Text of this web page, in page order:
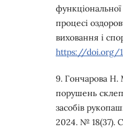
процесі
виховання і
https://doi.org/
9. Гончарова Н.
порушень
засобів
2024. № 18(37).